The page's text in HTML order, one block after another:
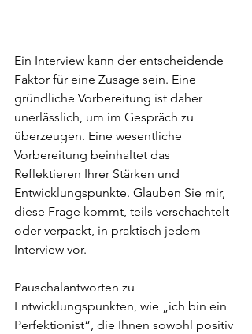
Ein Interview kann der entscheidende
Faktor für eine Zusage sein. Eine
gründliche Vorbereitung ist daher
unerlässlich, um im Gespräch zu
überzeugen. Eine wesentliche
Vorbereitung beinhaltet das
Reflektieren Ihrer Stärken und
Entwicklungspunkte. Glauben Sie mir,
diese Frage kommt, teils verschachtelt
oder verpackt, in praktisch jedem
Interview vor.
Pauschalantworten zu
Entwicklungspunkten, wie „ich bin ein
Perfektionist“, die Ihnen sowohl positiv